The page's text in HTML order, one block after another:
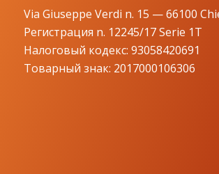
Via Giuseppe Verdi n. 15 — 66100
Регистрация n. 12245/17 Serie 1T
Налоговый кодекс: 93058420691
Товарный знак: 2017000106306